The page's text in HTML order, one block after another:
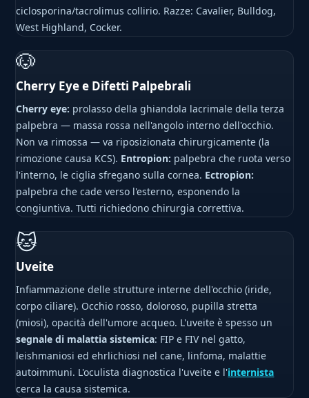
ciclosporina/tacrolimus collirio. Razze: Cavalier, Bulldog,
West Highland, Cocker.
🐶
Cherry Eye e Difetti Palpebrali
Cherry eye: prolasso della ghiandola lacrimale della terza
palpebra — massa rossa nell'angolo interno dell'occhio.
Non va rimossa — va riposizionata chirurgicamente (la
rimozione causa KCS). Entropion: palpebra che ruota verso
l'interno, le ciglia sfregano sulla cornea. Ectropion:
palpebra che cade verso l'esterno, esponendo la
congiuntiva. Tutti richiedono chirurgia correttiva.
🐱
Uveite
Infiammazione delle strutture interne dell'occhio (iride,
corpo ciliare). Occhio rosso, doloroso, pupilla stretta
(miosi), opacità dell'umore acqueo. L'uveite è spesso un
segnale di malattia sistemica: FIP e FIV nel gatto,
leishmaniosi ed ehrlichiosi nel cane, linfoma, malattie
autoimmuni. L'oculista diagnostica l'uveite e l'internista
cerca la causa sistemica.